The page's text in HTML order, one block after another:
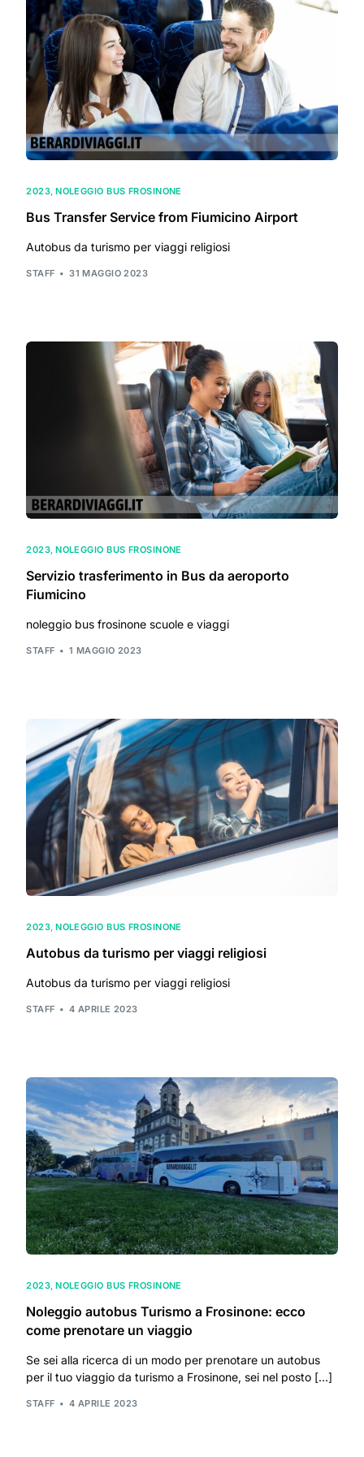
2023,NOLEGGIO BUS FROSINONE
Bus Transfer Service from Fiumicino Airport
Autobus da turismo per viaggi religiosi
STAFF 31 MAGGIO 2023
2023,NOLEGGIO BUS FROSINONE
Servizio trasferimento in Bus da aeroporto
Fiumicino
noleggio bus frosinone scuole e viaggi
STAFF 1 MAGGIO 2023
2023,NOLEGGIO BUS FROSINONE
Autobus da turismo per viaggi religiosi
Autobus da turismo per viaggi religiosi
STAFF 4 APRILE 2023
2023,NOLEGGIO BUS FROSINONE
Noleggio autobus Turismo a Frosinone: ecco
come prenotare un viaggio
Se sei alla ricerca di un modo per prenotare un autobus
per il tuo viaggio da turismo a Frosinone, sei nel posto […]
STAFF 4 APRILE 2023